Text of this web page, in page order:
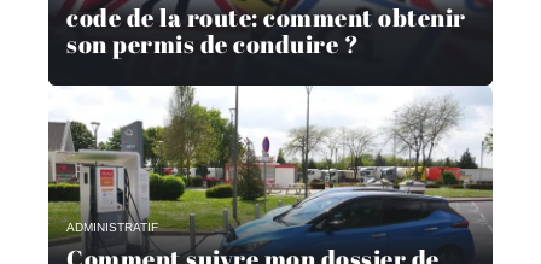
code de la route: comment obtenir
son permis de conduire ?
ADMINISTRATIF